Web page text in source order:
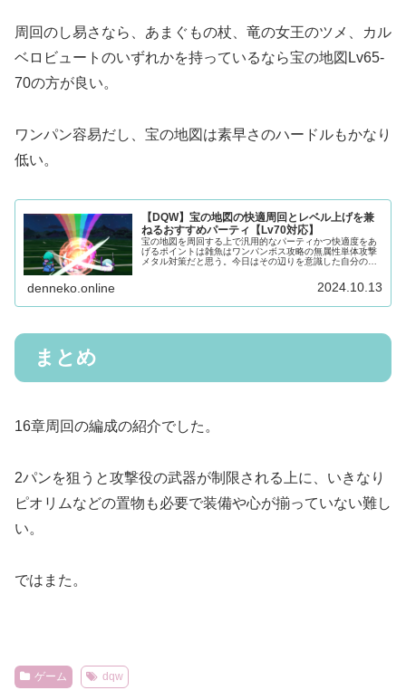
周回のし易さなら、あまぐもの杖、竜の女王のツメ、カル
ベロビュートのいずれかを持っているなら宝の地図Lv65-
70の方が良い。
ワンパン容易だし、宝の地図は素早さのハードルもかなり
低い。
【DQW】宝の地図の快適周回とレベル上げを兼
ねるおすすめパーティ【Lv70対応】
宝の地図を周回する上で汎用的なパーティかつ快適度をあ
げるポイントは雑魚はワンパンボス攻略の無属性単体攻撃
メタル対策だと思う。今日はその辺りを意識した自分の使
denneko.online 2024.10.13
まとめ
16章周回の編成の紹介でした。
2パンを狙うと攻撃役の武器が制限される上に、いきなり
ピオリムなどの置物も必要で装備や心が揃っていない難し
い。
ではまた。
ゲーム dqw